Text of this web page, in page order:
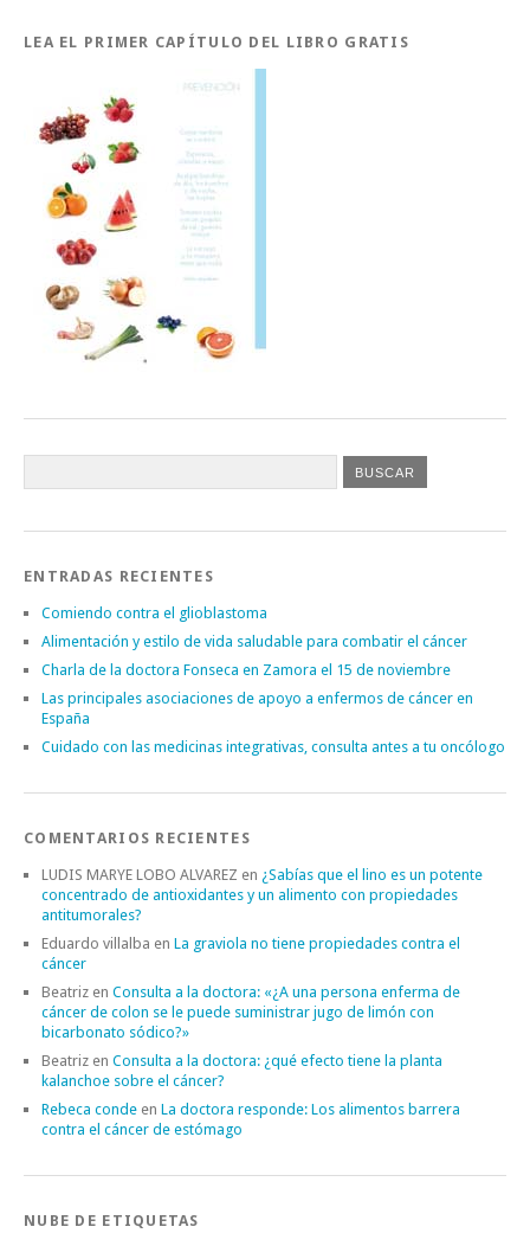
LEA EL PRIMER CAPÍTULO DEL LIBRO GRATIS
ENTRADAS RECIENTES
Comiendo contra el glioblastoma
Alimentación y estilo de vida saludable para combatir el cáncer
Charla de la doctora Fonseca en Zamora el 15 de noviembre
Las principales asociaciones de apoyo a enfermos de cáncer en
España
Cuidado con las medicinas integrativas, consulta antes a tu oncólogo
COMENTARIOS RECIENTES
LUDIS MARYE LOBO ALVAREZ en ¿Sabías que el lino es un potente
concentrado de antioxidantes y un alimento con propiedades
antitumorales?
Eduardo villalba en La graviola no tiene propiedades contra el
cáncer
Beatriz en Consulta a la doctora: «¿A una persona enferma de
cáncer de colon se le puede suministrar jugo de limón con
bicarbonato sódico?»
Beatriz en Consulta a la doctora: ¿qué efecto tiene la planta
kalanchoe sobre el cáncer?
Rebeca conde en La doctora responde: Los alimentos barrera
contra el cáncer de estómago
NUBE DE ETIQUETAS